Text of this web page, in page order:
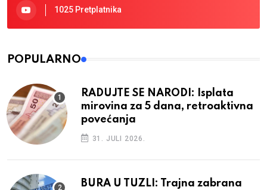
1025 Pretplatnika
POPULARNO
RADUJTE SE NARODI: Isplata
mirovina za 5 dana, retroaktivna
povećanja
31. JULI 2026.
BURA U TUZLI: Trajna zabrana